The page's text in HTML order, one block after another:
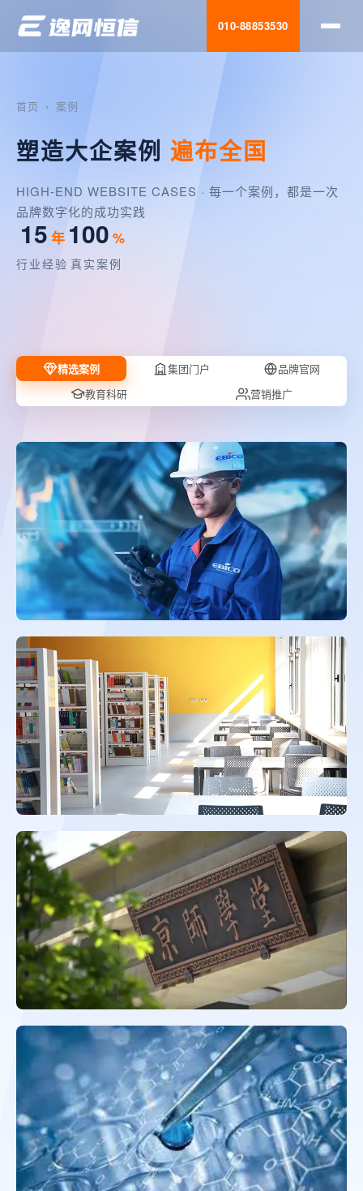
运营优化
移动应用
网站建设
全网营销
搜索优化
公司动态
运营推广
常见问题
010-88853530
首页 › 案例
塑造大企案例 遍布全国
HIGH-END WEBSITE CASES · 每一个案例，都是一次
品牌数字化的成功实践
15 年
行业经验
100 %
真实案例
精选案例 集团门户
品牌官网
教育科研
营销推广